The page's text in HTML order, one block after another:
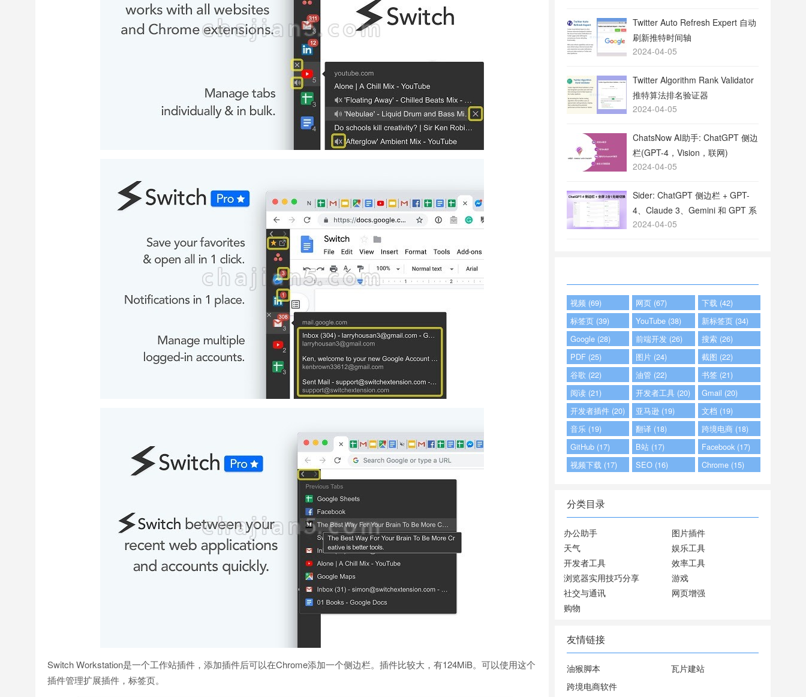
Switch Workstation是一个工作站插件，添加插件后可以在Chrome添加一个侧边栏。插件比较大，有124MiB。可以使用这个
插件管理扩展插件，标签页。
Twitter Auto Refresh Expert 自动
刷新推特时间轴
2024-04-05
Twitter Algorithm Rank Validator
推特算法排名验证器
2024-04-05
ChatsNow AI助手: ChatGPT 侧边
栏(GPT-4，Vision，联网)
2024-04-05
Sider: ChatGPT 侧边栏 + GPT-
4、Claude 3、Gemini 和 GPT 系
列
2024-04-05
视频 (69) 网页 (67)
下载 (42)
标签页 (39)
YouTube (38)
新标签页 (34)
Google (28)
前端开发 (26)
搜索 (26)
PDF (25)
图片 (24)
截图 (22)
谷歌 (22)
油管 (22)
书签 (21)
阅读 (21)
开发者工具 (20)
Gmail (20)
开发者插件 (20)
亚马逊 (19)
文档 (19)
音乐 (19)
翻译 (18)
跨境电商 (18)
GitHub (17)
B站 (17)
Facebook (17)
视频下载 (17)
SEO (16) Chrome (15)
分类目录
办公助手
图片插件
天气
娱乐工具
开发者工具
效率工具
浏览器实用技巧分享
游戏
社交与通讯
网页增强
购物
友情链接
油猴脚本
瓦片建站
跨境电商软件